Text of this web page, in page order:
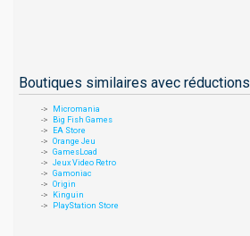
Boutiques similaires avec réductions
Micromania
Big Fish Games
EA Store
Orange Jeu
GamesLoad
Jeux Video Retro
Gamoniac
Origin
Kinguin
PlayStation Store